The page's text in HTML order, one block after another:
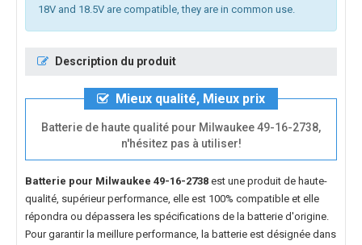
18V and 18.5V are compatible, they are in common use.
Description du produit
Mieux qualité, Mieux prix
Batterie de haute qualité pour Milwaukee 49-16-2738,
n'hésitez pas à utiliser!
Batterie pour Milwaukee 49-16-2738 est une produit de haute-
qualité, supérieur performance, elle est 100% compatible et elle
répondra ou dépassera les spécifications de la batterie d'origine.
Pour garantir la meillure performance, la batterie est désignée dans